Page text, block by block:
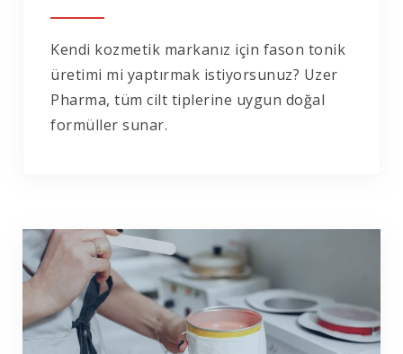
Kendi kozmetik markanız için fason tonik
üretimi mi yaptırmak istiyorsunuz? Uzer
Pharma, tüm cilt tiplerine uygun doğal
formüller sunar.